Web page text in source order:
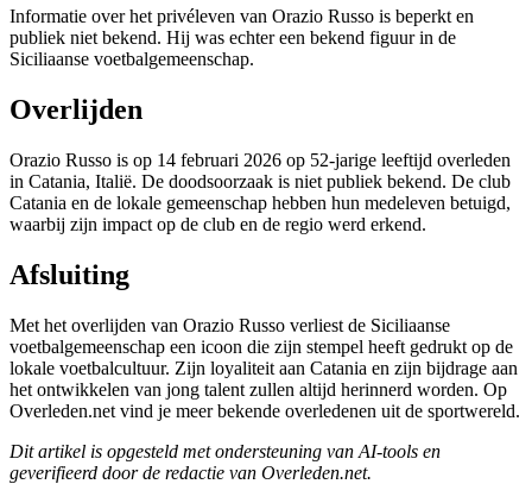
Informatie over het privéleven van Orazio Russo is beperkt en
publiek niet bekend. Hij was echter een bekend figuur in de
Siciliaanse voetbalgemeenschap.
Overlijden
Orazio Russo is op 14 februari 2026 op 52-jarige leeftijd overleden
in Catania, Italië. De doodsoorzaak is niet publiek bekend. De club
Catania en de lokale gemeenschap hebben hun medeleven betuigd,
waarbij zijn impact op de club en de regio werd erkend.
Afsluiting
Met het overlijden van Orazio Russo verliest de Siciliaanse
voetbalgemeenschap een icoon die zijn stempel heeft gedrukt op de
lokale voetbalcultuur. Zijn loyaliteit aan Catania en zijn bijdrage aan
het ontwikkelen van jong talent zullen altijd herinnerd worden. Op
Overleden.net vind je meer bekende overledenen uit de sportwereld.
Dit artikel is opgesteld met ondersteuning van AI-tools en
geverifieerd door de redactie van Overleden.net.